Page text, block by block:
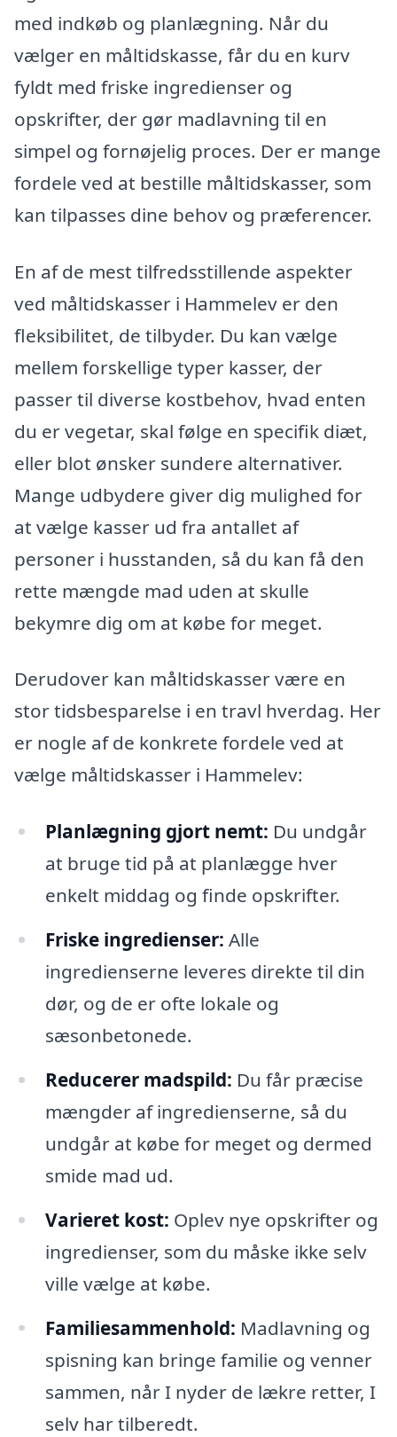
med indkøb og planlægning. Når du
vælger en måltidskasse, får du en kurv
fyldt med friske ingredienser og
opskrifter, der gør madlavning til en
simpel og fornøjelig proces. Der er mange
fordele ved at bestille måltidskasser, som
kan tilpasses dine behov og præferencer.
En af de mest tilfredsstillende aspekter
ved måltidskasser i Hammelev er den
fleksibilitet, de tilbyder. Du kan vælge
mellem forskellige typer kasser, der
passer til diverse kostbehov, hvad enten
du er vegetar, skal følge en specifik diæt,
eller blot ønsker sundere alternativer.
Mange udbydere giver dig mulighed for
at vælge kasser ud fra antallet af
personer i husstanden, så du kan få den
rette mængde mad uden at skulle
bekymre dig om at købe for meget.
Derudover kan måltidskasser være en
stor tidsbesparelse i en travl hverdag. Her
er nogle af de konkrete fordele ved at
vælge måltidskasser i Hammelev:
Planlægning gjort nemt: Du undgår
at bruge tid på at planlægge hver
enkelt middag og finde opskrifter.
Friske ingredienser: Alle
ingredienserne leveres direkte til din
dør, og de er ofte lokale og
sæsonbetonede.
Reducerer madspild: Du får præcise
mængder af ingredienserne, så du
undgår at købe for meget og dermed
smide mad ud.
Varieret kost: Oplev nye opskrifter og
ingredienser, som du måske ikke selv
ville vælge at købe.
Familiesammenhold: Madlavning og
spisning kan bringe familie og venner
sammen, når I nyder de lækre retter, I
selv har tilberedt.